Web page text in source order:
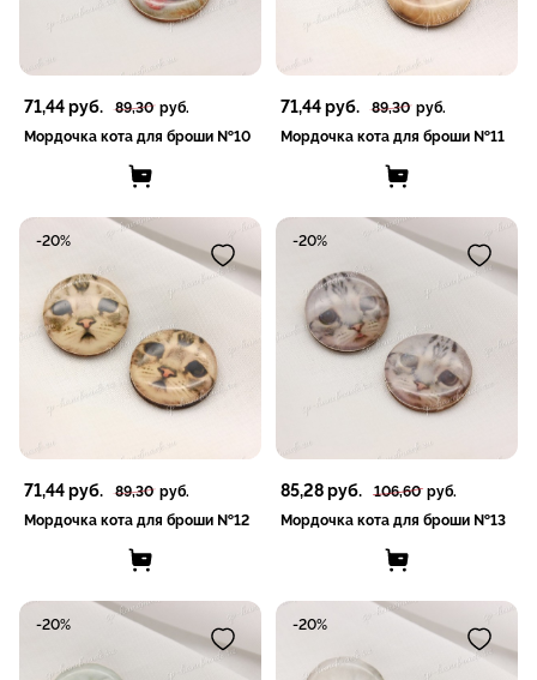
71,44руб. 89,30 руб.
Мордочка кота для броши №10
71,44руб. 89,30 руб.
Мордочка кота для броши №11
71,44руб. 89,30 руб.
Мордочка кота для броши №12
-20%
85,28руб. 106,60 руб.
Мордочка кота для броши №13
-20%
-20% -20%